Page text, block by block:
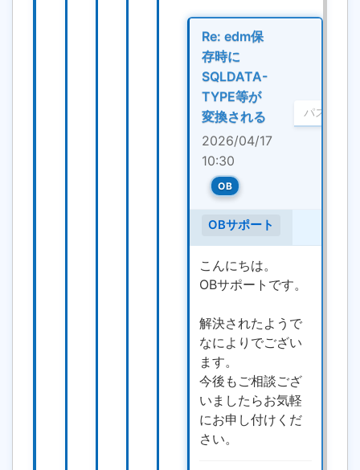
Re: edm保
存時に
SQLDATA-
TYPE等が
変換される
2026/04/17
10:30
OB
OBサポート
こんにちは。
OBサポートです。
解決されたようで
なによりでござい
ます。
今後もご相談ござ
いましたらお気軽
にお申し付けくだ
さい。